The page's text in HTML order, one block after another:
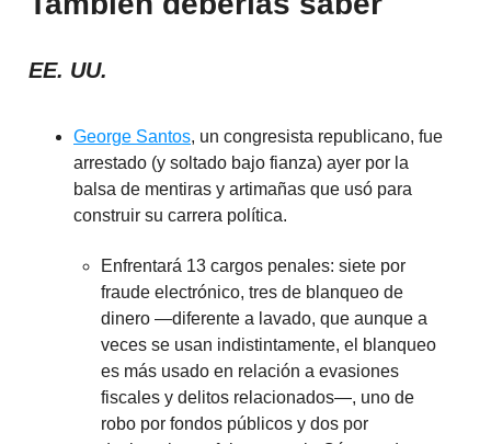
EE. UU.
George Santos, un congresista republicano, fue
arrestado (y soltado bajo fianza) ayer por la
balsa de mentiras y artimañas que usó para
construir su carrera política.
Enfrentará 13 cargos penales: siete por
fraude electrónico, tres de blanqueo de
dinero —diferente a lavado, que aunque a
veces se usan indistintamente, el blanqueo
es más usado en relación a evasiones
fiscales y delitos relacionados—, uno de
robo por fondos públicos y dos por